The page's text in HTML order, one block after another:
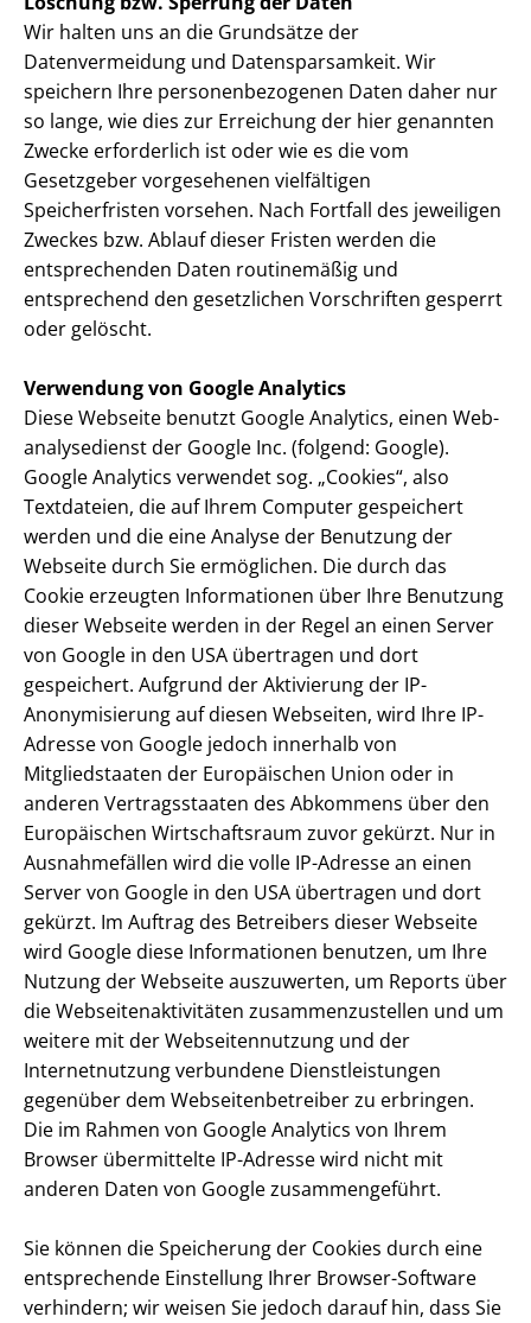
Wir halten uns an die Grundsätze der
Datenvermeidung und Da­ten­spar­sam­keit. Wir
speichern Ihre per­so­nen­be­zo­ge­nen Daten daher nur
so lange, wie dies zur Erreichung der hier genannten
Zwecke erforderlich ist oder wie es die vom
Gesetzgeber vorgesehenen vielfältigen
Speicherfristen vorsehen. Nach Fortfall des jeweiligen
Zweckes bzw. Ablauf dieser Fristen werden die
entsprechenden Daten routinemäßig und
entsprechend den gesetzlichen Vorschriften gesperrt
oder gelöscht.
Verwendung von Google Analytics
Diese Webseite benutzt Google Analytics, einen Web­
ana­ly­se­dienst der Google Inc. (folgend: Google).
Google Analytics verwendet sog. „Cookies“, also
Textdateien, die auf Ihrem Computer gespeichert
werden und die eine Analyse der Benutzung der
Webseite durch Sie ermöglichen. Die durch das
Cookie erzeugten Informationen über Ihre Benutzung
dieser Webseite werden in der Regel an einen Server
von Google in den USA übertragen und dort
gespeichert. Aufgrund der Aktivierung der IP-
Anonymisierung auf diesen Webseiten, wird Ihre IP-
Adresse von Google jedoch innerhalb von
Mitgliedstaaten der Europäischen Union oder in
anderen Vertragsstaaten des Abkommens über den
Europäischen Wirtschaftsraum zuvor gekürzt. Nur in
Ausnahmefällen wird die volle IP-Adresse an einen
Server von Google in den USA übertragen und dort
gekürzt. Im Auftrag des Betreibers dieser Webseite
wird Google diese Informationen benutzen, um Ihre
Nutzung der Webseite auszuwerten, um Reports über
die Web­sei­ten­ak­ti­vi­tä­ten zu­sam­men­zu­stel­len und um
weitere mit der Web­sei­ten­nut­zung und der
Internetnutzung verbundene Dienst­leis­tun­gen
gegenüber dem Web­sei­ten­be­trei­ber zu erbringen.
Die im Rahmen von Google Analytics von Ihrem
Browser übermittelte IP-Adresse wird nicht mit
anderen Daten von Google zusammengeführt.
Sie können die Speicherung der Cookies durch eine
entsprechende Einstellung Ihrer Browser-Software
verhindern; wir weisen Sie jedoch darauf hin, dass Sie